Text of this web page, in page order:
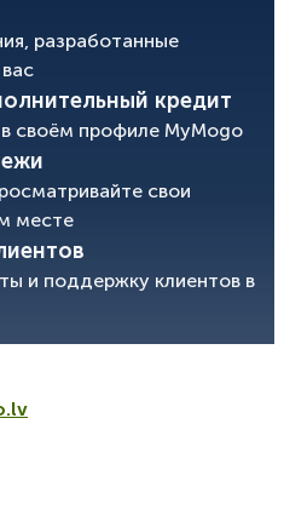
разработанные
кредит
своём профиле MyMogo
свои
месте
и поддержку клиентов в